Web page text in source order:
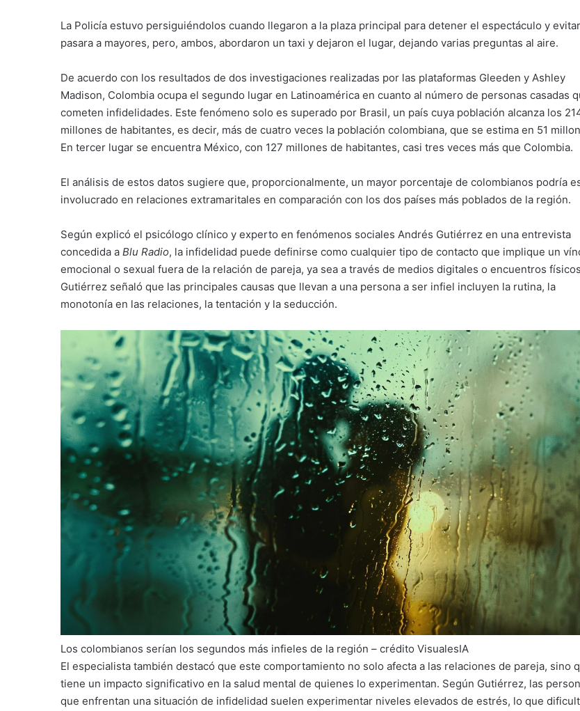
La Policía estuvo persiguiéndolos cuando llegaron a la plaza principal para detener el espectáculo y
pasara a mayores, pero, ambos, abordaron un taxi y dejaron el lugar, dejando varias preguntas al aire.
De acuerdo con los resultados de dos investigaciones realizadas por las plataformas Gleeden y Ashley
Madison, Colombia ocupa el segundo lugar en Latinoamérica en cuanto al número de personas casadas
cometen infidelidades. Este fenómeno solo es superado por Brasil, un país cuya población alcanza los
millones de habitantes, es decir, más de cuatro veces la población colombiana, que se estima en 51
En tercer lugar se encuentra México, con 127 millones de habitantes, casi tres veces más que Colombia.
El análisis de estos datos sugiere que, proporcionalmente, un mayor porcentaje de colombianos podría
involucrado en relaciones extramaritales en comparación con los dos países más poblados de la región.
Según explicó el psicólogo clínico y experto en fenómenos sociales Andrés Gutiérrez en una entrevista
concedida a Blu Radio, la infidelidad puede definirse como cualquier tipo de contacto que implique un
emocional o sexual fuera de la relación de pareja, ya sea a través de medios digitales o encuentros
Gutiérrez señaló que las principales causas que llevan a una persona a ser infiel incluyen la rutina, la
monotonía en las relaciones, la tentación y la seducción.
Los colombianos serían los segundos más infieles de la región – crédito VisualesIA
El especialista también destacó que este comportamiento no solo afecta a las relaciones de pareja, sino
tiene un impacto significativo en la salud mental de quienes lo experimentan. Según Gutiérrez, las
que enfrentan una situación de infidelidad suelen experimentar niveles elevados de estrés, lo que